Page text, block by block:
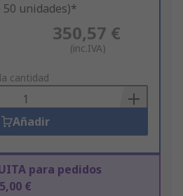
50 unidades)*
350,57 €
(inc.IVA)
cantidad
Añadir
para pedidos
€